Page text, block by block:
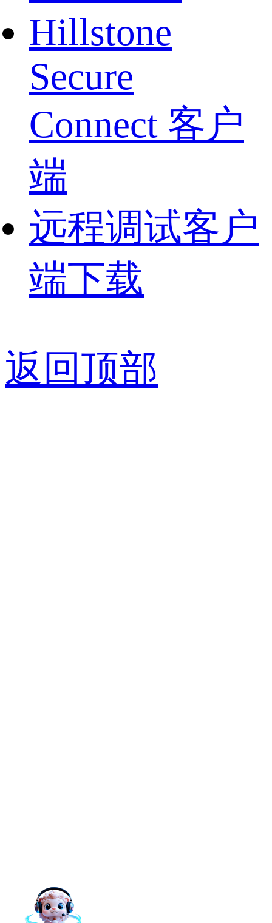
Hillstone
Secure
Connect 客户
端
远程调试客户
端下载
返回顶部